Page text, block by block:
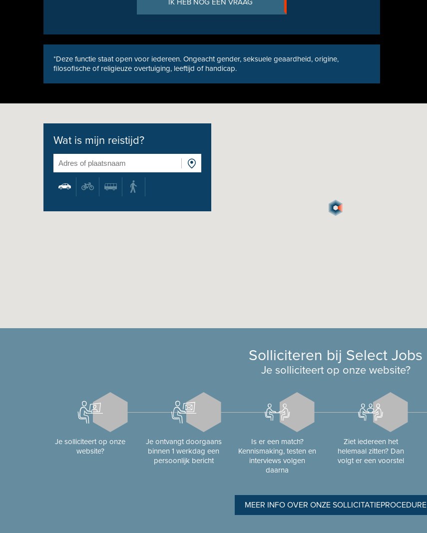
IK HEB NOG EEN VRAAG
*Deze functie staat open voor iedereen. Ongeacht gender, seksuele geaardheid, origine,
filosofische of religieuze overtuiging, leeftijd of handicap.
Wat is mijn reistijd?
Solliciteren bij Select Jobs
Je solliciteert op onze website?
Je solliciteert op onze
website?
Je ontvangt doorgaans
binnen 1 werkdag een
persoonlijk bericht
Is er een match?
Kennismaking, testen en
interviews volgen
daarna
Ziet iedereen het
helemaal zitten? Dan
volgt er een voorstel
MEER INFO OVER ONZE SOLLICITATIEPROCEDURE